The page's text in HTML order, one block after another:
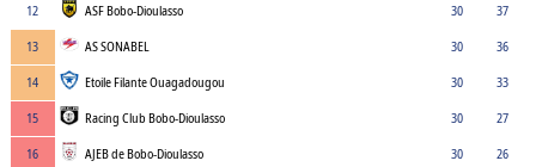
12
ASF Bobo-Dioulasso 30
37
13
AS SONABEL 30
36
14
Etoile Filante Ouagadougou 30
33
15
Racing Club Bobo-Dioulasso 30
27
16
AJEB de Bobo-Dioulasso 30 26